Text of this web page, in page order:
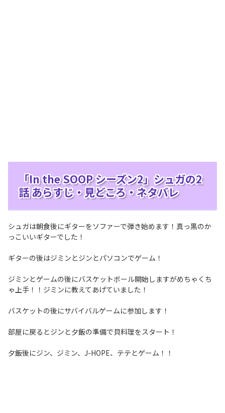
「In the SOOP シーズン2」シュガの2
話 あらすじ・見どころ・ネタバレ
シュガは朝食後にギターをソファーで弾き始めます！真っ黒のか
っこいいギターでした！
ギターの後はジミンとジンとパソコンでゲーム！
ジミンとゲームの後にバスケットボール開始しますがめちゃくち
ゃ上手！！ジミンに教えてあげていました！
バスケットの後にサバイバルゲームに参加します！
部屋に戻るとジンと夕飯の準備で貝料理をスタート！
夕飯後にジン、ジミン、J-HOPE、テテとゲーム！！